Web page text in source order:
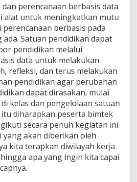
perencanaan berbasis data
alat untuk meningkatkan mutu
berbasis pada
ada. Satuan pendidikan dapat
pendidikan melalui
data untuk melakukan
refleksi, dan terus melakukan
pendidikan agar perubahan
dapat dirasakan, mulai
kelas dan pengelolaan satuan
diharapkan peserta bimtek
secara penuh kegiatan ini
akan diberikan oleh
kita terapkan diwilayah kerja
apa yang ingin kita capai